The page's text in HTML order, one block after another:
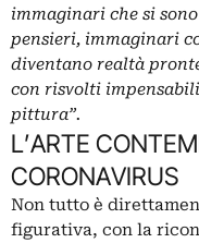
immaginari che si
pensieri, immaginari
diventano realtà
con risvolti
pittura”.
L’ARTE
CORONAVIRUS
Non tutto è
figurativa, con la